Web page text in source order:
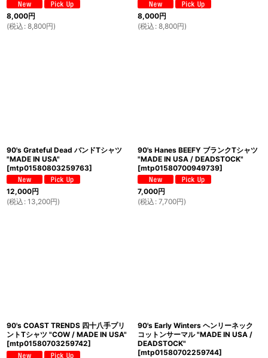
8,000円
(税込 : 8,800円)
8,000円
(税込 : 8,800円)
90's Grateful Dead バンドTシャツ
"MADE IN USA"
[mtp01580803259763]
12,000円
(税込 : 13,200円)
90's Hanes BEEFY ブランクTシャツ
"MADE IN USA / DEADSTOCK"
[mtp01580700949739]
7,000円
(税込 : 7,700円)
90's COAST TRENDS 四十八手プリ
ントTシャツ "COW / MADE IN USA"
[mtp01580703259742]
90's Early Winters ヘンリーネック
コットンサーマル "MADE IN USA /
DEADSTOCK"
[mtp01580702259744]